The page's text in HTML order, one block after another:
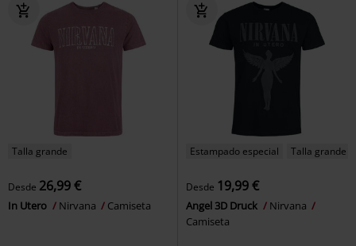
Talla grande
Desde 26,99 €
In Utero Nirvana Camiseta
Estampado especial Talla grande
Desde 19,99 €
Angel 3D Druck
Nirvana
Camiseta